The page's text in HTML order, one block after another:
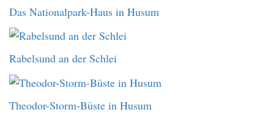
Das Nationalpark-Haus in Husum
Rabelsund an der Schlei
Theodor-Storm-Büste in Husum